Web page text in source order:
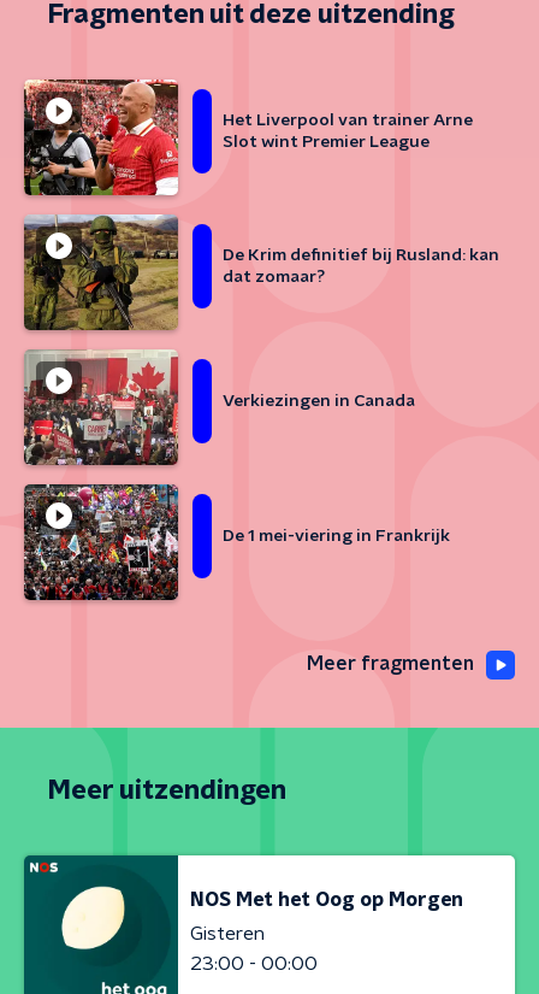
Fragmenten uit deze uitzending
Het Liverpool van trainer Arne
Slot wint Premier League
De Krim definitief bij Rusland: kan
dat zomaar?
Verkiezingen in Canada
De 1 mei-viering in Frankrijk
Meer fragmenten
Meer uitzendingen
NOS Met het Oog op Morgen
Gisteren
23:00 - 00:00